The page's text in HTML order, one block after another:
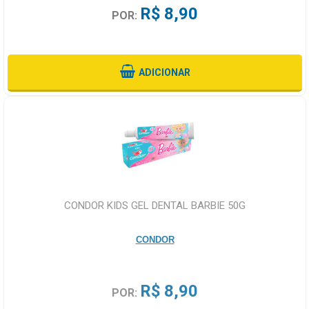
POR: R$ 8,90
ADICIONAR
CONDOR KIDS GEL DENTAL BARBIE 50G
CONDOR
POR: R$ 8,90